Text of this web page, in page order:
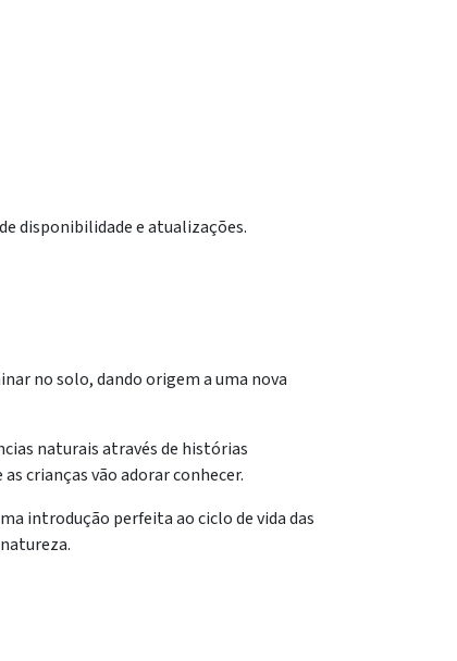
disponibilidade e atualizações.
no solo, dando origem a uma nova
naturais através de histórias
crianças vão adorar conhecer.
introdução perfeita ao ciclo de vida das